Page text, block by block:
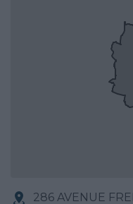
286 AVENUE